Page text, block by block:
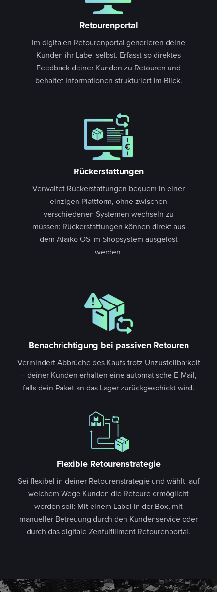
Retourenportal
Im digitalen Retourenportal generieren deine
Kunden ihr Label selbst. Erfasst so direktes
Feedback deiner Kunden zu Retouren und
behaltet Informationen strukturiert im Blick.
Rückerstattungen
Verwaltet Rückerstattungen bequem in einer
einzigen Plattform, ohne zwischen
verschiedenen Systemen wechseln zu
müssen: Rückerstattungen können direkt aus
dem Alaiko OS im Shopsystem ausgelöst
werden.
Benachrichtigung bei passiven Retouren
Vermindert Abbrüche des Kaufs trotz Unzustellbarkeit
– deiner Kunden erhalten eine automatische E-Mail,
falls dein Paket an das Lager zurückgeschickt wird.
Flexible Retourenstrategie
Sei flexibel in deiner Retourenstrategie und wählt, auf
welchem Wege Kunden die Retoure ermöglicht
werden soll: Mit einem Label in der Box, mit
manueller Betreuung durch den Kundenservice oder
durch das digitale Zenfulfillment Retourenportal.